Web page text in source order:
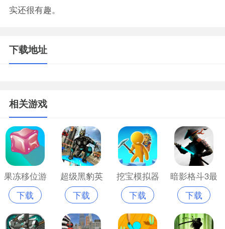
实还很有趣。
下载地址
相关游戏
果冻移位游
戏苹果版
下载
超级黑豹英
雄游戏苹果
版
下载
挖宝模拟器
苹果版
下载
暗影格斗3最
新版本苹果
版
下载